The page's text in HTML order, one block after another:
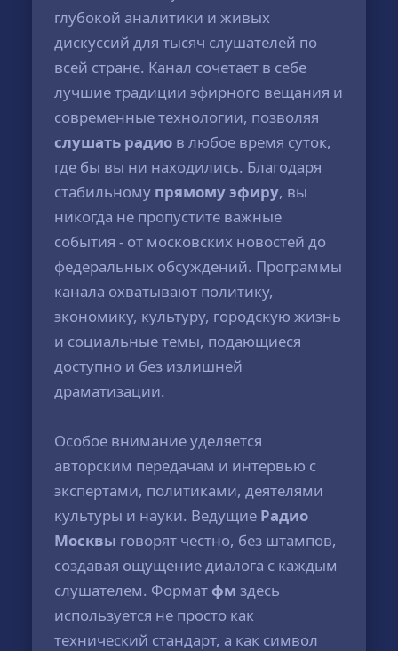
глубокой аналитики и живых
дискуссий для тысяч слушателей по
всей стране. Канал сочетает в себе
лучшие традиции эфирного вещания и
современные технологии, позволяя
слушать радио в любое время суток,
где бы вы ни находились. Благодаря
стабильному прямому эфиру, вы
никогда не пропустите важные
события - от московских новостей до
федеральных обсуждений. Программы
канала охватывают политику,
экономику, культуру, городскую жизнь
и социальные темы, подающиеся
доступно и без излишней
драматизации.
Особое внимание уделяется
авторским передачам и интервью с
экспертами, политиками, деятелями
культуры и науки. Ведущие Радио
Москвы говорят честно, без штампов,
создавая ощущение диалога с каждым
слушателем. Формат фм здесь
используется не просто как
технический стандарт, а как символ